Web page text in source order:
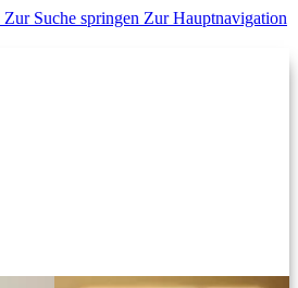
Zur Suche springen Zur Hauptnavigation